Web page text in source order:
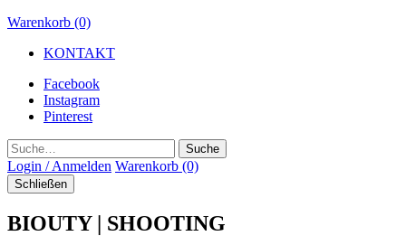
Warenkorb (0)
KONTAKT
Facebook
Instagram
Pinterest
Suche
Login / Anmelden Warenkorb (0)
Schließen
BIOUTY | SHOOTING